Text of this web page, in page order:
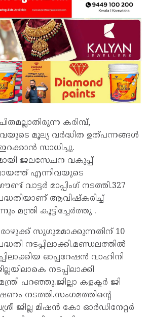
കരിമ്പ്,
മൂല്യ വർദ്ധിത ഉത്പന്നങ്ങൾ
സാധിച്ചു.
ജലസേചന വകുപ്പ്
എന്നിവയുടെ
വാട്ടർ മാപ്പിംഗ് നടത്തി.327
ആവിഷ്കരിച്ച്
മന്ത്രി കൂട്ടിച്ചേർത്തു .
സുഗുമമാക്കുന്നതിന് 10
നടപ്പിലാക്കി.മണ്ഡലത്തിൽ
ഓപ്പറേഷൻ വാഹിനി
നടപ്പിലാക്കി
പറഞ്ഞു.ജില്ലാ കളക്ടർ ജി
നടത്തി.സംഗമത്തിന്റെ
ജില്ല മിഷൻ കോ ഓർഡിനേറ്റർ